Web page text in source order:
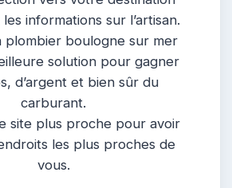
informations sur l’artisan.
plombier boulogne sur mer
solution pour gagner
d’argent et bien sûr du
carburant.
site plus proche pour avoir
les plus proches de
vous.